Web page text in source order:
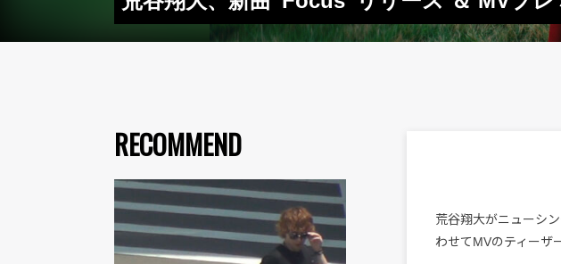
RECOMMEND
荒谷翔大がニューシ
わせてMVのティーザ